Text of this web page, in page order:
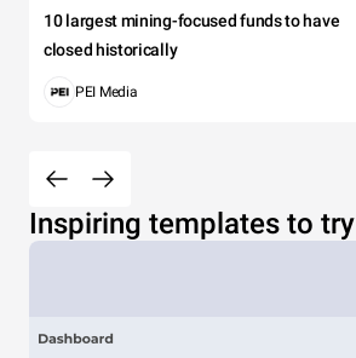
10 largest mining-focused funds to have
closed historically
PEI Media
Inspiring templates to try